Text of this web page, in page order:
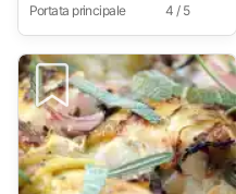
Portata principale 4 / 5